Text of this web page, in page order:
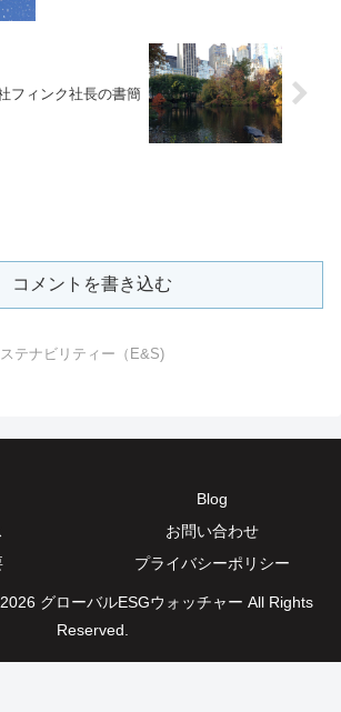
フィンク社長の書簡
コメントを書き込む
テナビリティー（E&S)
Blog
お問い合わせ
プライバシーポリシー
グローバルESGウォッチャー All Rights
Reserved.